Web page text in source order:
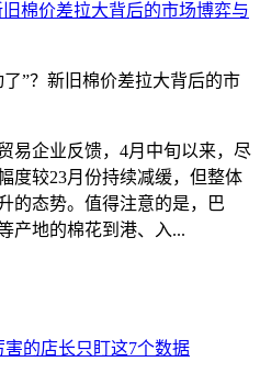
棉价差拉大背后的市场博弈与
易企业反馈，4月中旬以来，尽
度较23月份持续减缓，但整体
的态势。值得注意的是，巴
产地的棉花到港、入...
的店长只盯这7个数据